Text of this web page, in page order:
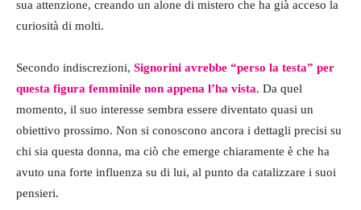
sua attenzione, creando un alone di mistero che ha già acceso la
curiosità di molti.
Secondo indiscrezioni, Signorini avrebbe “perso la testa” per
questa figura femminile non appena l’ha vista. Da quel
momento, il suo interesse sembra essere diventato quasi un
obiettivo prossimo. Non si conoscono ancora i dettagli precisi su
chi sia questa donna, ma ciò che emerge chiaramente è che ha
avuto una forte influenza su di lui, al punto da catalizzare i suoi
pensieri.